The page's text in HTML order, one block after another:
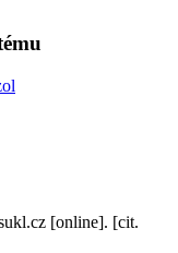
[online]. [cit.